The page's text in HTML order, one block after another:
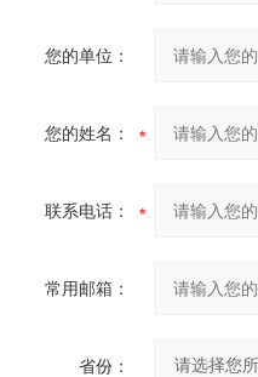
您的单位：
您的姓名：
联系电话：
常用邮箱：
省份：